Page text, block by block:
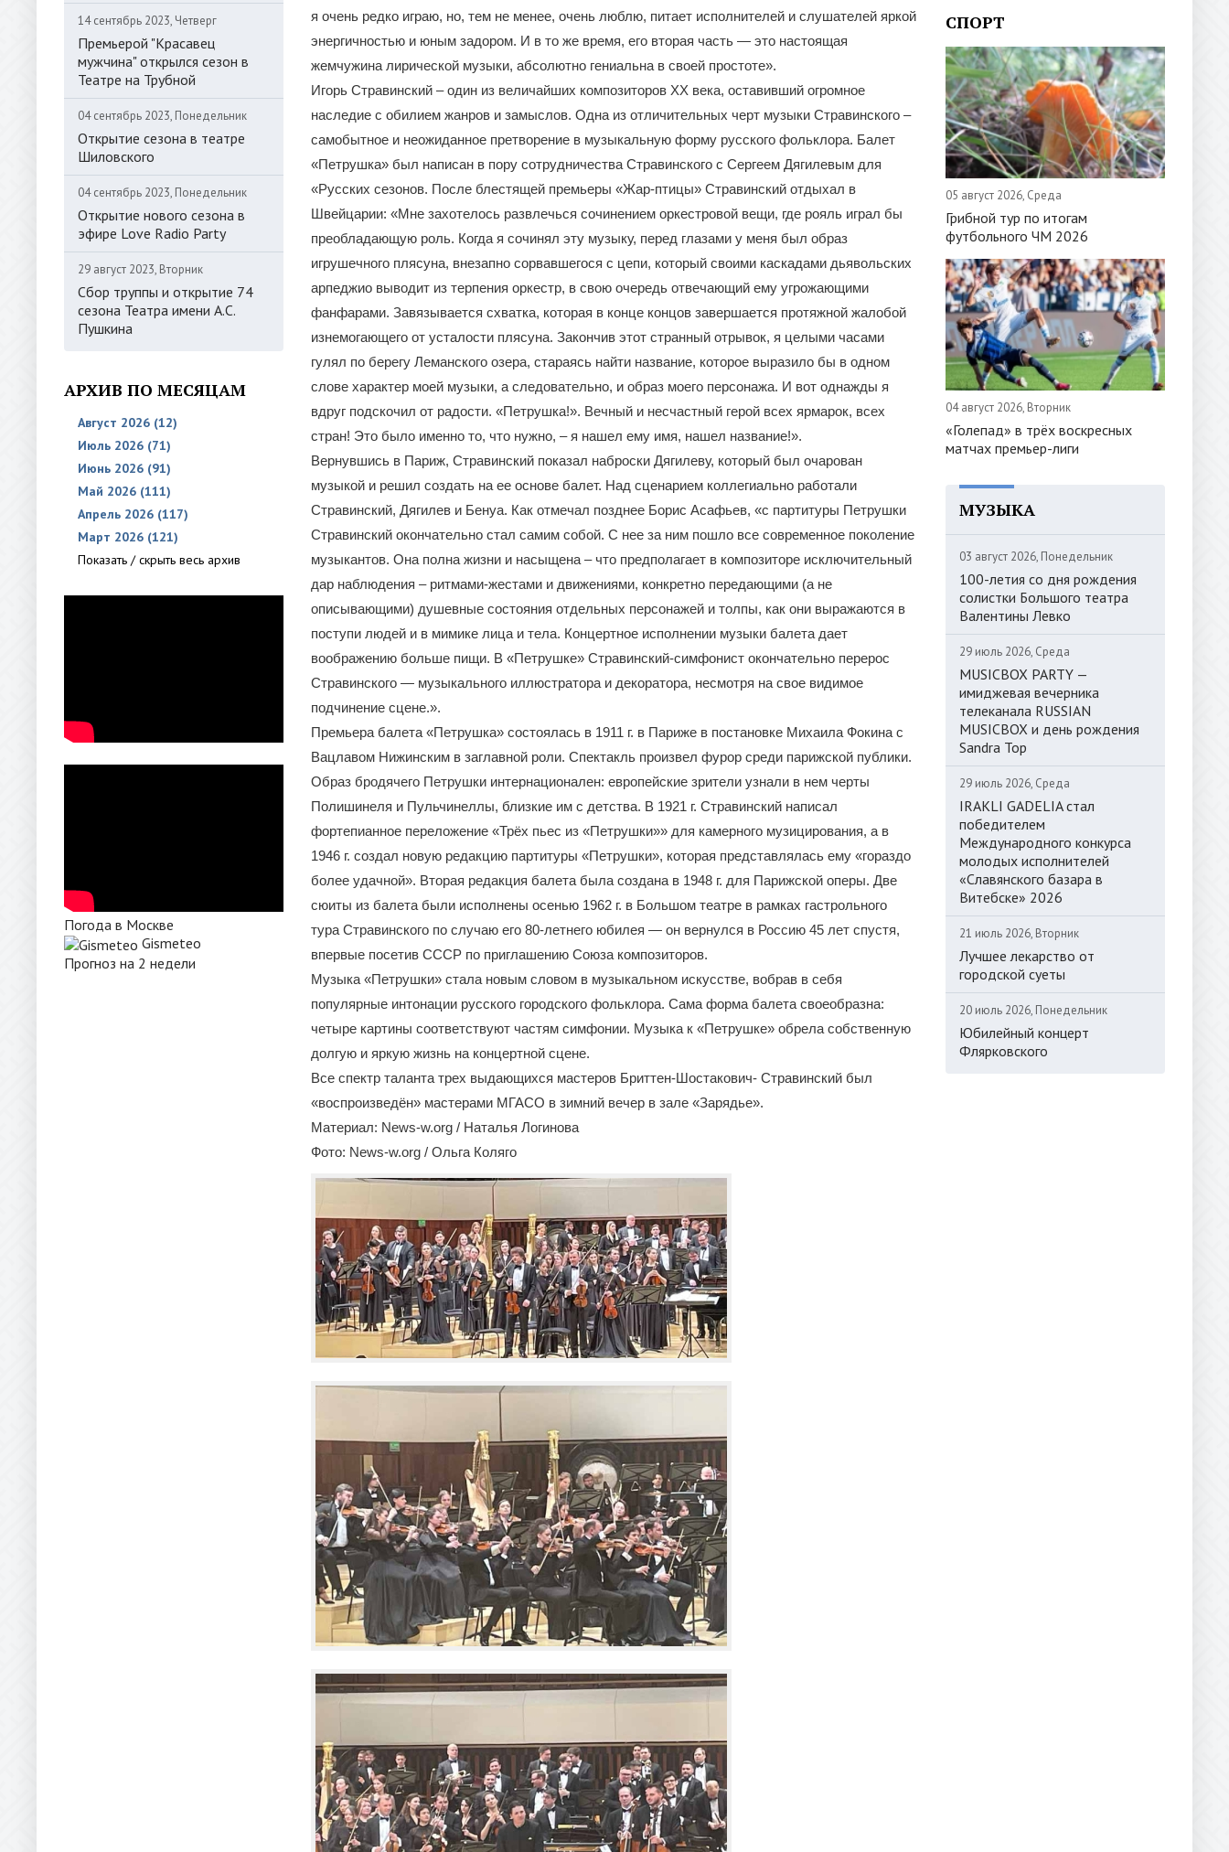
14 сентябрь 2023, Четверг
Премьерой "Красавец
мужчина" открылся сезон в
Театре на Трубной
04 сентябрь 2023, Понедельник
Открытие сезона в театре
Шиловского
04 сентябрь 2023, Понедельник
Открытие нового сезона в
эфире Love Radio Party
29 август 2023, Вторник
Сбор труппы и открытие 74
сезона Театра имени А.С.
Пушкина
АРХИВ ПО МЕСЯЦАМ
Август 2026 (12)
Июль 2026 (71)
Июнь 2026 (91)
Май 2026 (111)
Апрель 2026 (117)
Март 2026 (121)
Показать / скрыть весь архив
Погода в Москве
Gismeteo
Прогноз на 2 недели
я очень редко играю, но, тем не менее, очень люблю, питает исполнителей и слушателей яркой
энергичностью и юным задором. И в то же время, его вторая часть — это настоящая
жемчужина лирической музыки, абсолютно гениальна в своей простоте».
Игорь Стравинский – один из величайших композиторов XX века, оставивший огромное
наследие с обилием жанров и замыслов. Одна из отличительных черт музыки Стравинского –
самобытное и неожиданное претворение в музыкальную форму русского фольклора. Балет
«Петрушка» был написан в пору сотрудничества Стравинского с Сергеем Дягилевым для
«Русских сезонов. После блестящей премьеры «Жар-птицы» Стравинский отдыхал в
Швейцарии: «Мне захотелось развлечься сочинением оркестровой вещи, где рояль играл бы
преобладающую роль. Когда я сочинял эту музыку, перед глазами у меня был образ
игрушечного плясуна, внезапно сорвавшегося с цепи, который своими каскадами дьявольских
арпеджио выводит из терпения оркестр, в свою очередь отвечающий ему угрожающими
фанфарами. Завязывается схватка, которая в конце концов завершается протяжной жалобой
изнемогающего от усталости плясуна. Закончив этот странный отрывок, я целыми часами
гулял по берегу Леманского озера, стараясь найти название, которое выразило бы в одном
слове характер моей музыки, а следовательно, и образ моего персонажа. И вот однажды я
вдруг подскочил от радости. «Петрушка!». Вечный и несчастный герой всех ярмарок, всех
стран! Это было именно то, что нужно, – я нашел ему имя, нашел название!».
Вернувшись в Париж, Стравинский показал наброски Дягилеву, который был очарован
музыкой и решил создать на ее основе балет. Над сценарием коллегиально работали
Стравинский, Дягилев и Бенуа. Как отмечал позднее Борис Асафьев, «с партитуры Петрушки
Стравинский окончательно стал самим собой. С нее за ним пошло все современное поколение
музыкантов. Она полна жизни и насыщена – что предполагает в композиторе исключительный
дар наблюдения – ритмами-жестами и движениями, конкретно передающими (а не
описывающими) душевные состояния отдельных персонажей и толпы, как они выражаются в
поступи людей и в мимике лица и тела. Концертное исполнении музыки балета дает
воображению больше пищи. В «Петрушке» Стравинский-симфонист окончательно перерос
Стравинского — музыкального иллюстратора и декоратора, несмотря на свое видимое
подчинение сцене.».
Премьера балета «Петрушка» состоялась в 1911 г. в Париже в постановке Михаила Фокина с
Вацлавом Нижинским в заглавной роли. Спектакль произвел фурор среди парижской публики.
Образ бродячего Петрушки интернационален: европейские зрители узнали в нем черты
Полишинеля и Пульчинеллы, близкие им с детства. В 1921 г. Стравинский написал
фортепианное переложение «Трёх пьес из «Петрушки»» для камерного музицирования, а в
1946 г. создал новую редакцию партитуры «Петрушки», которая представлялась ему «гораздо
более удачной». Вторая редакция балета была создана в 1948 г. для Парижской оперы. Две
сюиты из балета были исполнены осенью 1962 г. в Большом театре в рамках гастрольного
тура Стравинского по случаю его 80-летнего юбилея — он вернулся в Россию 45 лет спустя,
впервые посетив СССР по приглашению Союза композиторов.
Музыка «Петрушки» стала новым словом в музыкальном искусстве, вобрав в себя
популярные интонации русского городского фольклора. Сама форма балета своеобразна:
четыре картины соответствуют частям симфонии. Музыка к «Петрушке» обрела собственную
долгую и яркую жизнь на концертной сцене.
Все спектр таланта трех выдающихся мастеров Бриттен-Шостакович- Стравинский был
«воспроизведён» мастерами МГАСО в зимний вечер в зале «Зарядье».
Материал: News-w.org / Наталья Логинова
Фото: News-w.org / Ольга Коляго
СПОРТ
05 август 2026, Среда
Грибной тур по итогам
футбольного ЧМ 2026
04 август 2026, Вторник
«Голепад» в трёх воскресных
матчах премьер-лиги
МУЗЫКА
03 август 2026, Понедельник
100-летия со дня рождения
солистки Большого театра
Валентины Левко
29 июль 2026, Среда
MUSICBOX PARTY —
имиджевая вечерника
телеканала RUSSIAN
MUSICBOX и день рождения
Sandra Top
29 июль 2026, Среда
IRAKLI GADELIA стал
победителем
Международного конкурса
молодых исполнителей
«Славянского базара в
Витебске» 2026
21 июль 2026, Вторник
Лучшее лекарство от
городской суеты
20 июль 2026, Понедельник
Юбилейный концерт
Флярковского